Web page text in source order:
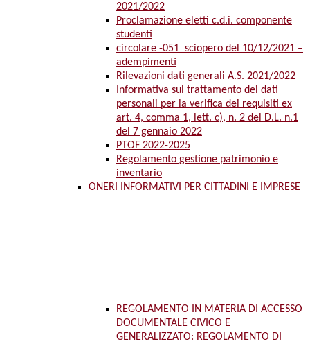
2021/2022
Proclamazione eletti c.d.i. componente
studenti
circolare -051_sciopero del 10/12/2021 –
adempimenti
Rilevazioni dati generali A.S. 2021/2022
Informativa sul trattamento dei dati
personali per la verifica dei requisiti ex
art. 4, comma 1, lett. c), n. 2 del D.L. n.1
del 7 gennaio 2022
PTOF 2022-2025
Regolamento gestione patrimonio e
inventario
ONERI INFORMATIVI PER CITTADINI E IMPRESE
REGOLAMENTO IN MATERIA DI ACCESSO
DOCUMENTALE CIVICO E
GENERALIZZATO: REGOLAMENTO DI